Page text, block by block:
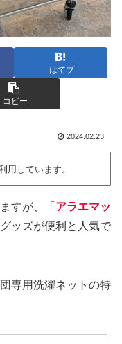
はてブ
コピー
2024.02.23
用しています。
すが、「 アラエマッ
グッズが便利と人気で
専用洗濯ネットの特